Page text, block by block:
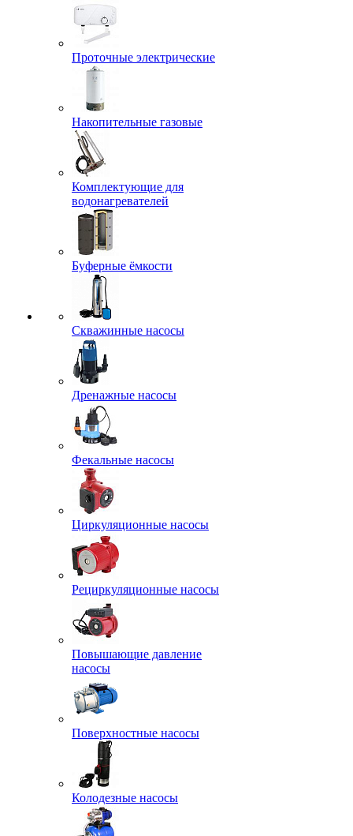
Проточные электрические
Накопительные газовые
Комплектующие для
водонагревателей
Буферные ёмкости
Скважинные насосы
Дренажные насосы
Фекальные насосы
Циркуляционные насосы
Рециркуляционные насосы
Повышающие давление
насосы
Поверхностные насосы
Колодезные насосы